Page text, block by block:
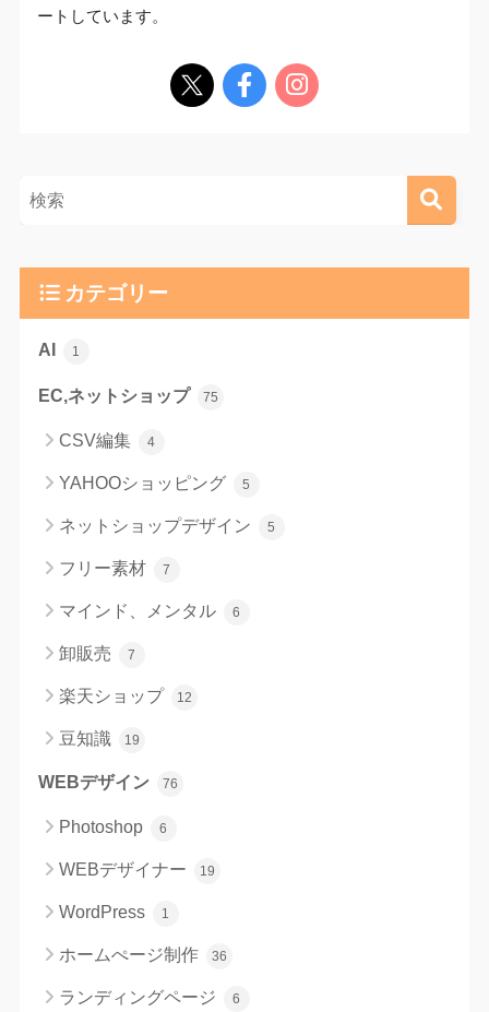
ートしています。
カテゴリー
AI 1
EC,ネットショップ 75
CSV編集 4
YAHOOショッピング 5
ネットショップデザイン 5
フリー素材 7
マインド、メンタル 6
卸販売 7
楽天ショップ 12
豆知識 19
WEBデザイン 76
Photoshop 6
WEBデザイナー 19
WordPress 1
ホームぺージ制作 36
ランディングページ 6